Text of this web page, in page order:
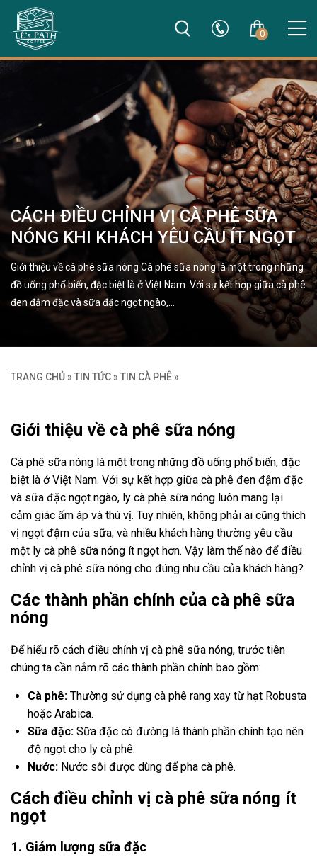
0
CÁCH ĐIỀU CHỈNH VỊ CÀ PHÊ SỮA
NÓNG KHI KHÁCH YÊU CẦU ÍT NGỌT
Giới thiệu về cà phê sữa nóng Cà phê sữa nóng là một trong những
đồ uống phổ biến, đặc biệt là ở Việt Nam. Với sự kết hợp giữa cà phê
đen đậm đặc và sữa đặc ngọt ngào,…
TRANG CHỦ » TIN TỨC » TIN CÀ PHÊ »
Giới thiệu về cà phê sữa nóng
Cà phê sữa nóng là một trong những đồ uống phổ biến, đặc
biệt là ở Việt Nam. Với sự kết hợp giữa cà phê đen đậm đặc
và sữa đặc ngọt ngào, ly cà phê sữa nóng luôn mang lại
cảm giác ấm áp và thú vị. Tuy nhiên, không phải ai cũng thích
vị ngọt đậm của sữa, và nhiều khách hàng thường yêu cầu
một ly cà phê sữa nóng ít ngọt hơn. Vậy làm thế nào để điều
chỉnh vị cà phê sữa nóng cho đúng nhu cầu của khách hàng?
Các thành phần chính của cà phê sữa
nóng
Để hiểu rõ cách điều chỉnh vị cà phê sữa nóng, trước tiên
chúng ta cần nắm rõ các thành phần chính bao gồm:
Cà phê: Thường sử dụng cà phê rang xay từ hạt Robusta
hoặc Arabica.
Sữa đặc: Sữa đặc có đường là thành phần chính tạo nên
độ ngọt cho ly cà phê.
Nước: Nước sôi được dùng để pha cà phê.
Cách điều chỉnh vị cà phê sữa nóng ít
ngọt
1. Giảm lượng sữa đặc